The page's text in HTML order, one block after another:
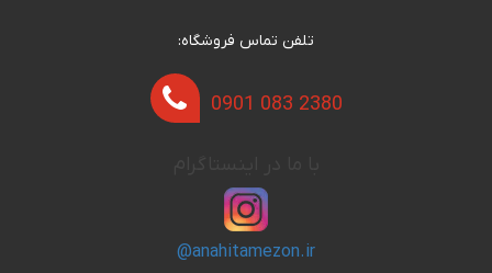
تلفن تماس فروشگاه:
0901 083 2380
@anahitamezon.ir